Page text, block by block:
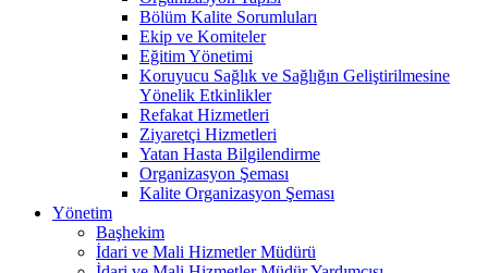
Bölüm Kalite Sorumluları
Ekip ve Komiteler
Eğitim Yönetimi
Koruyucu Sağlık ve Sağlığın Geliştirilmesine
Yönelik Etkinlikler
Refakat Hizmetleri
Ziyaretçi Hizmetleri
Yatan Hasta Bilgilendirme
Organizasyon Şeması
Kalite Organizasyon Şeması
Yönetim
Başhekim
İdari ve Mali Hizmetler Müdürü